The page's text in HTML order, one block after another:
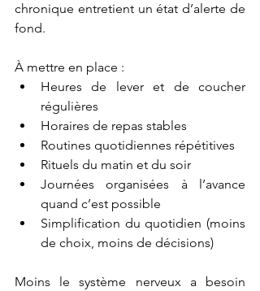
chronique entretient un état d’alerte de
fond.
À mettre en place :
Heures de lever et de coucher
régulières
Horaires de repas stables
Routines quotidiennes répétitives
Rituels du matin et du soir
Journées organisées à l’avance
quand c’est possible
Simplification du quotidien (moins
de choix, moins de décisions)
Moins le système nerveux a besoin